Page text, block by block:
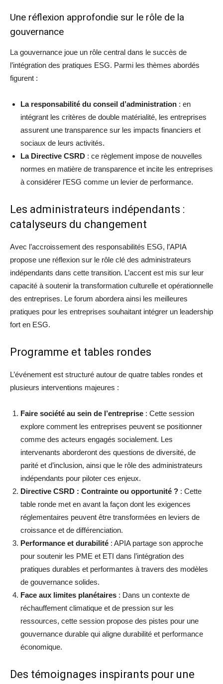
Une réflexion approfondie sur le rôle de la
gouvernance
La gouvernance joue un rôle central dans le succès de
l’intégration des pratiques ESG. Parmi les thèmes abordés
figurent :
La responsabilité du conseil d’administration : en
intégrant les critères de double matérialité, les entreprises
assurent une transparence sur les impacts financiers et
sociaux de leurs activités.
La Directive CSRD : ce règlement impose de nouvelles
normes en matière de transparence et incite les entreprises
à considérer l’ESG comme un levier de performance.
Les administrateurs indépendants :
catalyseurs du changement
Avec l’accroissement des responsabilités ESG, l’APIA
propose une réflexion sur le rôle clé des administrateurs
indépendants dans cette transition. L’accent est mis sur leur
capacité à soutenir la transformation culturelle et opérationnelle
des entreprises. Le forum abordera ainsi les meilleures
pratiques pour les entreprises souhaitant intégrer un leadership
fort en ESG.
Programme et tables rondes
L’événement est structuré autour de quatre tables rondes et
plusieurs interventions majeures :
Faire société au sein de l’entreprise : Cette session
explore comment les entreprises peuvent se positionner
comme des acteurs engagés socialement. Les
intervenants aborderont des questions de diversité, de
parité et d’inclusion, ainsi que le rôle des administrateurs
indépendants pour piloter ces enjeux.
Directive CSRD : Contrainte ou opportunité ? : Cette
table ronde met en avant la façon dont les exigences
réglementaires peuvent être transformées en leviers de
croissance et de différenciation.
Performance et durabilité : APIA partage son approche
pour soutenir les PME et ETI dans l’intégration des
pratiques durables et performantes à travers des modèles
de gouvernance solides.
Face aux limites planétaires : Dans un contexte de
réchauffement climatique et de pression sur les
ressources, cette session propose des pistes pour une
gouvernance durable qui aligne durabilité et performance
économique.
Des témoignages inspirants pour une